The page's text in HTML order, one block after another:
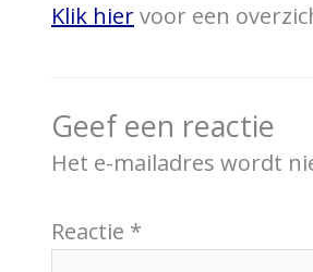
Klik hiervoor een
Geef een reactie
Het e-mailadres wordt
Reactie *